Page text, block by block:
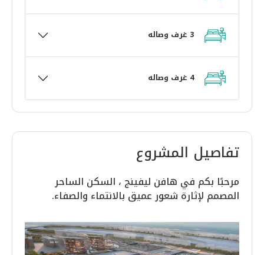
3 غرف وصاله
4 غرف وصاله
تفاصيل المشروع
مرحبًا بكم في هافن ليفينج ، السكن الساحر
المصمم لإثارة شعور عميق بالانتماء والصفاء.